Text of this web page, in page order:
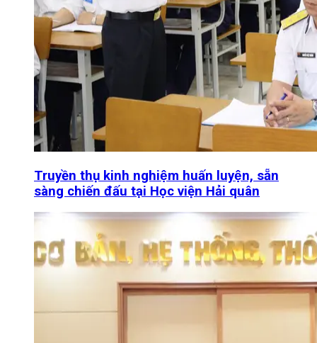
Truyền thụ kinh nghiệm huấn luyện, sẵn
sàng chiến đấu tại Học viện Hải quân